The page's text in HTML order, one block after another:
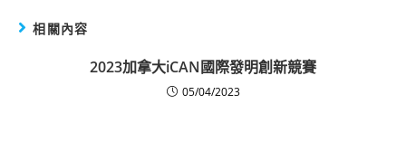
相關內容
2023加拿大iCAN國際發明創新競賽
05/04/2023